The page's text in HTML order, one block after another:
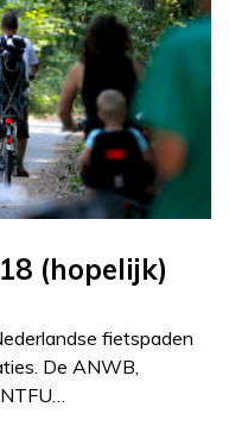
(hopelijk)
fietspaden
De ANWB,